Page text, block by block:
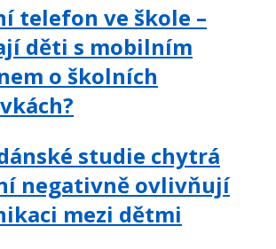
telefon ve škole –
děti s mobilním
o školních
studie chytrá
negativně ovlivňují
mezi dětmi